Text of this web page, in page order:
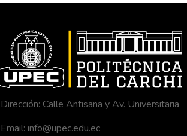
Dirección: Calle Antisana y Av. Universitaria
Email: info@upec.edu.ec